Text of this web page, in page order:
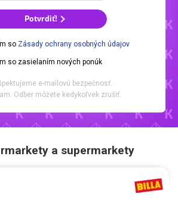
Potvrdiť!
so Zásady ochrany osobných údajov
so zasielaním nových ponúk
e-mailovú bezpečnosť.
Odber môžete kedykoľvek zrušiť.
a supermarkety